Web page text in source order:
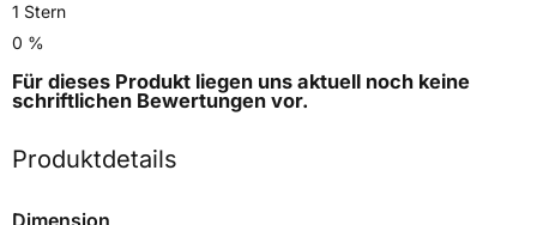
1 Stern
0 %
Für dieses Produkt liegen uns aktuell noch keine
schriftlichen Bewertungen vor.
Produktdetails